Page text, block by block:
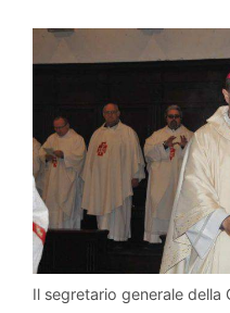
Il segretario generale della